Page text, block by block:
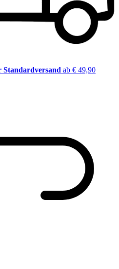
Standardversand ab € 49,90